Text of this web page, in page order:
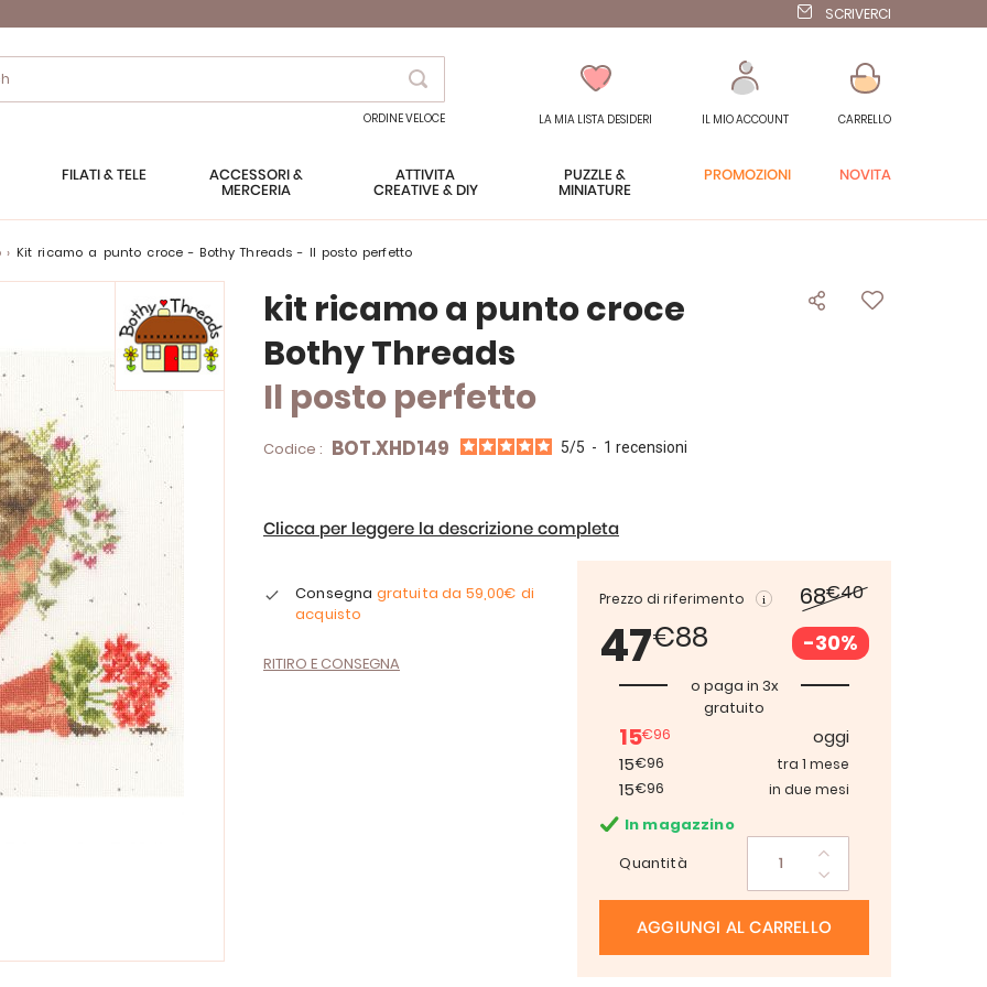
SCRIVERCI
Search
ORDINE VELOCE LA MIA LISTA DESIDERI IL MIO ACCOUNT CARRELLO
FILATI & TELE
ACCESSORI &
MERCERIA
ATTIVITÀ
CREATIVE & DIY
PUZZLE &
MINIATURE
PROMOZIONI NOVITÀ
kit ricamo a punto croce - Bothy Threads - Il posto perfetto
kit ricamo a punto croce
Bothy Threads
Il posto perfetto
Codice : BOT.XHD149 5/5 - 1 recensioni
Clicca per leggere la descrizione completa
Prezzo di riferimento 68€40
47€88 -30%
o paga in 3x
gratuito
15€96
oggi
15€96 tra 1 mese
15€96 in due mesi
In magazzino
Quantità
AGGIUNGI AL CARRELLO
Consegna gratuita da 59,00€ di
acquisto
RITIRO E CONSEGNA